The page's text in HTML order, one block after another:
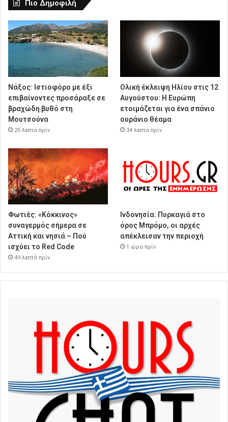
Πιο Δημοφιλή
Νάξος: Ιστιοφόρο με έξι
επιβαίνοντες προσάραξε σε
βραχώδη βυθό στη
Μουτσούνα
25 λεπτά πρίν
Ολική έκλειψη Ηλίου στις 12
Αυγούστου: Η Ευρώπη
ετοιμάζεται για ένα σπάνιο
ουράνιο θέαμα
34 λεπτά πρίν
Φωτιές: «Κόκκινος»
συναγερμός σήμερα σε
Αττική και νησιά – Πού
ισχύει το Red Code
49 λεπτά πρίν
Ινδονησία: Πυρκαγιά στο
όρος Μπρόμο, οι αρχές
απέκλεισαν την περιοχή
1 ώρα πρίν